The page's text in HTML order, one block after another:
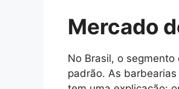
Mercado
No Brasil, o
padrão. As